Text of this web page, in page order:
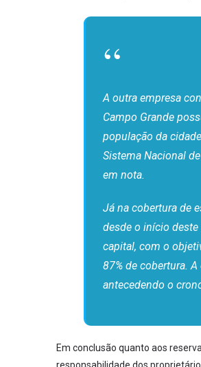
A outra empresa
Campo Grande
população da
Sistema Nacional
em nota.
Já na cobertura de
desde o início deste
capital, com o
87% de cobertura.
antecedendo o
Em conclusão quanto aos